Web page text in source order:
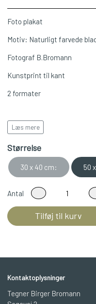
Foto plakat
Motiv: Naturligt farvede
Fotograf B.Bromann
Kunstprint til kant
2 formater
Leveres i rulle/rør
Læs mere
Størrelse
30 x 40 cm: 50
Antal
Tilføj til kurv
Kontaktoplysninger
Tegner Birger Bromann